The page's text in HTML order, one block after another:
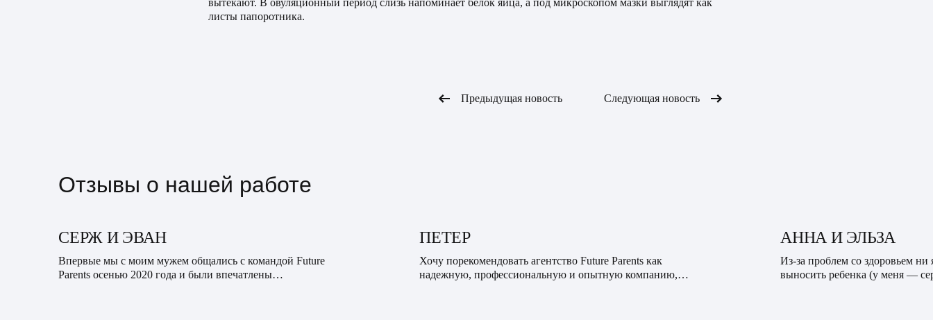
вытекают. В овуляционный период слизь напоминает белок яйца, а под микроскопом мазки выглядят как
листы папоротника.
Предыдущая новость Следующая новость
Отзывы о нашей работе
СЕРЖ И ЭВАН
Впервые мы с моим мужем общались с командой Future
Parents осенью 2020 года и были впечатлены
ПЕТЕР
Хочу порекомендовать агентство Future Parents как
надежную, профессиональную и опытную компанию,
АННА И ЭЛЬЗА
Из-за проблем со здоровьем
выносить ребенка (у меня —